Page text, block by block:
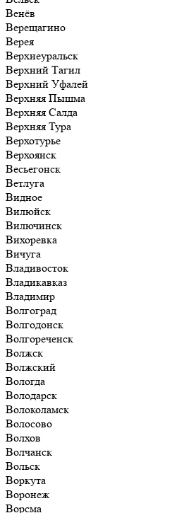
Венёв
Верещагино
Верея
Верхнеуральск
Верхний Тагил
Верхний Уфалей
Верхняя Пышма
Верхняя Салда
Верхняя Тура
Верхотурье
Верхоянск
Весьегонск
Ветлуга
Видное
Вилюйск
Вилючинск
Вихоревка
Вичуга
Владивосток
Владикавказ
Владимир
Волгоград
Волгодонск
Волгореченск
Волжск
Волжский
Вологда
Володарск
Волоколамск
Волосово
Волхов
Волчанск
Вольск
Воркута
Воронеж
Ворсма